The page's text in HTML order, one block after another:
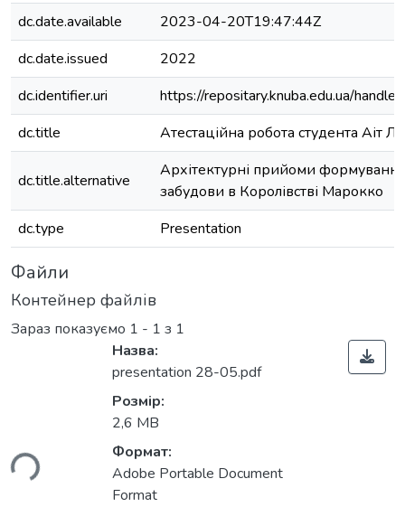
dc.date.available
2023-04-20T19:47:44Z
dc.date.issued
2022
dc.identifier.uri
https://repositary.knuba.edu.ua/
dc.title
Атестаційна робота студента Аіт
dc.title.alternative
Архітектурні прийоми
забудови в Королівстві Марокко
dc.type
Presentation
Файли
Контейнер файлів
Зараз показуємо 1 - 1 з 1
Назва:
presentation 28-05.pdf
Розмір:
2,6 MB
Формат:
Adobe Portable Document
Format